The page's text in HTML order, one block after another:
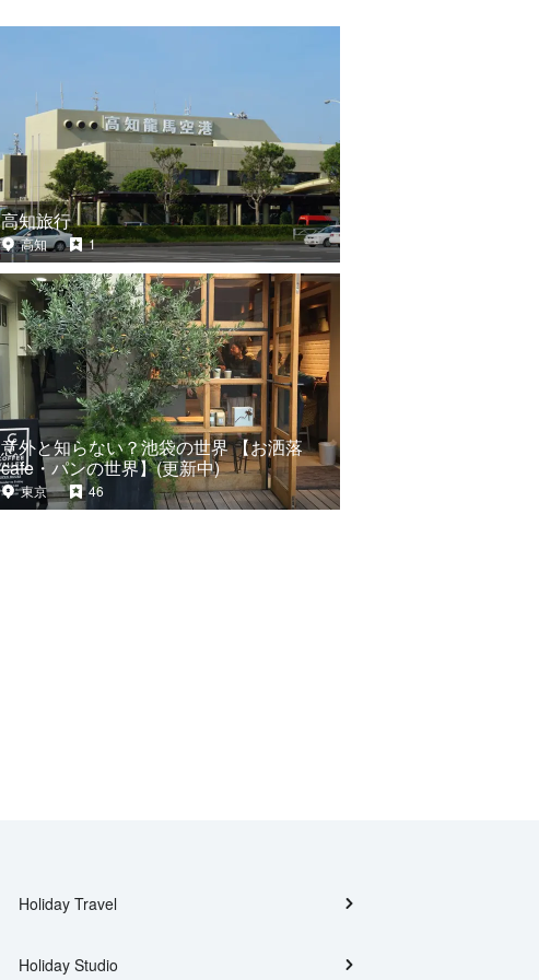
高知旅行
高知 1
意外と知らない？池袋の世界 【お洒落
cafe・パンの世界】(更新中)
東京 46
Holiday Travel
Holiday Studio